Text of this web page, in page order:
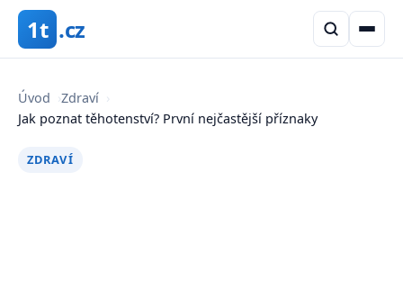
1t .cz
Úvod ›Zdraví ›
Jak poznat těhotenství? První nejčastější příznaky
ZDRAVÍ